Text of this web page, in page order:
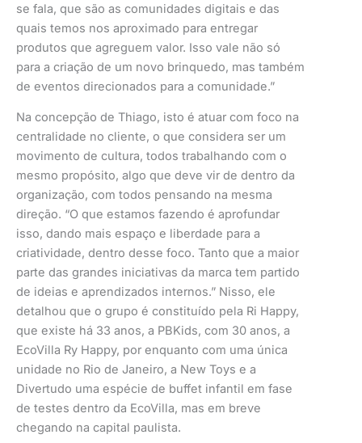
se fala, que são as comunidades digitais e das
quais temos nos aproximado para entregar
produtos que agreguem valor. Isso vale não só
para a criação de um novo brinquedo, mas também
de eventos direcionados para a comunidade.”
Na concepção de Thiago, isto é atuar com foco na
centralidade no cliente, o que considera ser um
movimento de cultura, todos trabalhando com o
mesmo propósito, algo que deve vir de dentro da
organização, com todos pensando na mesma
direção. “O que estamos fazendo é aprofundar
isso, dando mais espaço e liberdade para a
criatividade, dentro desse foco. Tanto que a maior
parte das grandes iniciativas da marca tem partido
de ideias e aprendizados internos.” Nisso, ele
detalhou que o grupo é constituído pela Ri Happy,
que existe há 33 anos, a PBKids, com 30 anos, a
EcoVilla Ry Happy, por enquanto com uma única
unidade no Rio de Janeiro, a New Toys e a
Divertudo uma espécie de buffet infantil em fase
de testes dentro da EcoVilla, mas em breve
chegando na capital paulista.